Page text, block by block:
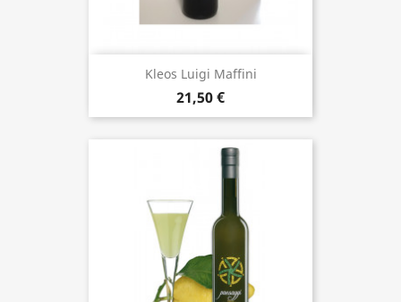
Kleos Luigi Maffini
21,50 €